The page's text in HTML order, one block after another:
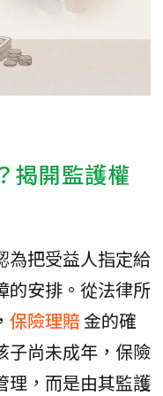
揭開監護權
為把受益人指定給
的安排。從法律所
保險理賠金的確
子尚未成年，保險
理，而是由其監護